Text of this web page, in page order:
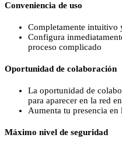
Conveniencia de uso
Completamente intuitivo
Configura
proceso complicado
Oportunidad de colaboración
La oportunidad de
para aparecer en la red
Aumenta tu presencia
Máximo nivel de seguridad